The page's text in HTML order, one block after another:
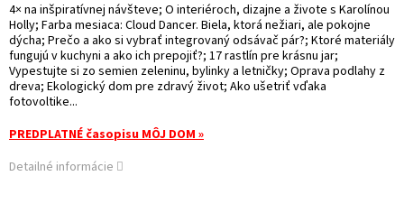
4× na inšpiratívnej návšteve; O interiéroch, dizajne a živote s Karolínou
Holly; Farba mesiaca: Cloud Dancer. Biela, ktorá nežiari, ale pokojne
dýcha; Prečo a ako si vybrať integrovaný odsávač pár?; Ktoré materiály
fungujú v kuchyni a ako ich prepojiť?; 17 rastlín pre krásnu jar;
Vypestujte si zo semien zeleninu, bylinky a letničky; Oprava podlahy z
dreva; Ekologický dom pre zdravý život; Ako ušetriť vďaka
fotovoltike...
PREDPLATNÉ časopisu MÔJ DOM »
Detailné informácie